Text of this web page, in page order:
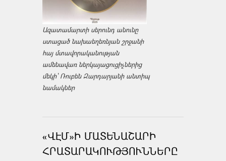
Ազատամարտի սերունդ անունը
ստացած նախաեղեռնյան շրջանի
հայ մտավորականության
ամենավառ ներկայացուցիչներից
մեկի՝ Ռուբեն Զարդարյանի անտիպ
նամակներ
«ՎԷՄ»Ի ՄԱՏԵՆԱՇԱՐԻ
ՀՐԱՏԱՐԱԿՈՒԹՅՈՒՆՆԵՐԸ